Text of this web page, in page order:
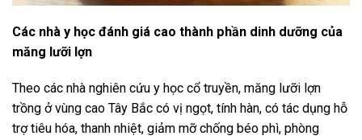
Các nhà y học đánh giá cao thành phần dinh dưỡng của
măng lưỡi lợn
Theo các nhà nghiên cứu y học cổ truyền, măng lưỡi lợn
trồng ở vùng cao Tây Bắc có vị ngọt, tính hàn, có tác dụng hỗ
trợ tiêu hóa, thanh nhiệt, giảm mỡ chống béo phì, phòng